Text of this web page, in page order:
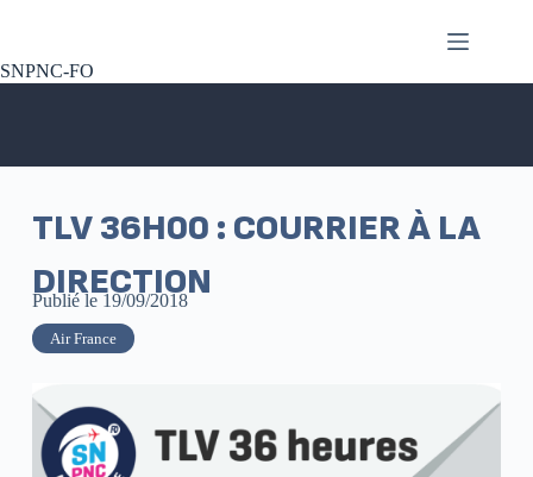
SNPNC-FO
TLV 36H00 : COURRIER À LA
DIRECTION
Publié le 19/09/2018
Air France